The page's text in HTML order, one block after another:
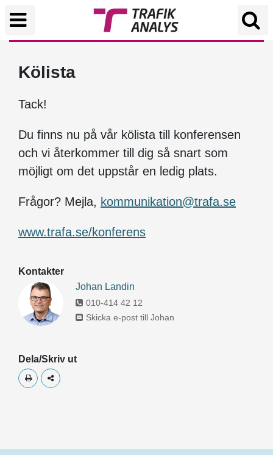
Kölista
Tack!
Du finns nu på vår kölista till konferensen
och vi återkommer till dig så snart som
möjligt om det uppstår en ledig plats.
Frågor? Mejla, kommunikation@trafa.se
www.trafa.se/konferens
Kontakter
Johan Landin
010-414 42 12
Skicka e-post till Johan
Dela/Skriv ut
Skriv utDela